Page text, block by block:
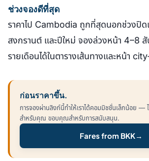
ช่วงจองดีที่สุด
ราคาไป Cambodia ถูกที่สุดนอกช่วงปิด
สงกรานต์ และปีใหม่ จองล่วงหน้า 4–8 สั
รายเดือนได้ในตารางเส้นทางและหน้า
ก่อนราคาขึ้น.
การจองผ่านลิงก์นี้ทำให้เราได้คอมมิชชั่นเล็กน้อย —
สำหรับคุณ ขอบคุณสำหรับการสนับสนุน.
Fares from BKK→